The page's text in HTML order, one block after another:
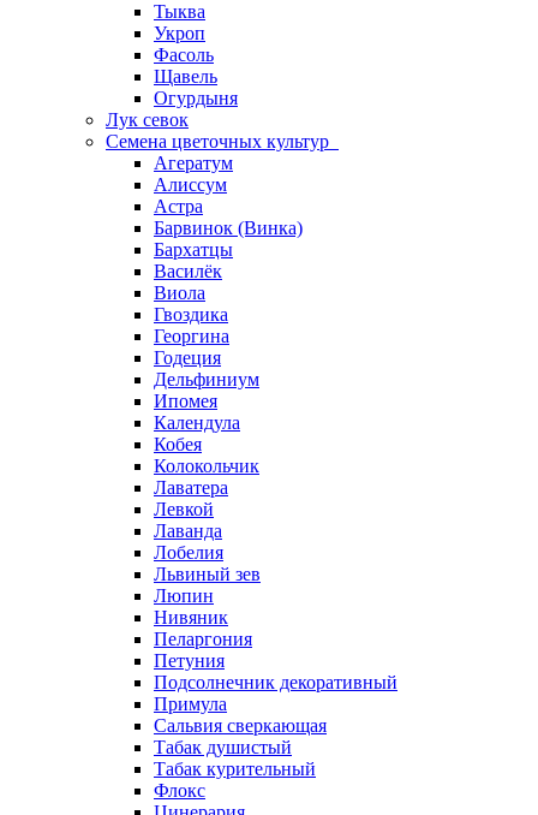
Тыква
Укроп
Фасоль
Щавель
Огурдыня
Лук севок
Семена цветочных культур
Агератум
Алиссум
Астра
Барвинок (Винка)
Бархатцы
Василёк
Виола
Гвоздика
Георгина
Годеция
Дельфиниум
Ипомея
Календула
Кобея
Колокольчик
Лаватера
Левкой
Лаванда
Лобелия
Львиный зев
Люпин
Нивяник
Пеларгония
Петуния
Подсолнечник декоративный
Примула
Сальвия сверкающая
Табак душистый
Табак курительный
Флокс